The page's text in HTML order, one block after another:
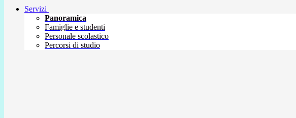
Servizi
Panoramica
Famiglie e studenti
Personale scolastico
Percorsi di studio